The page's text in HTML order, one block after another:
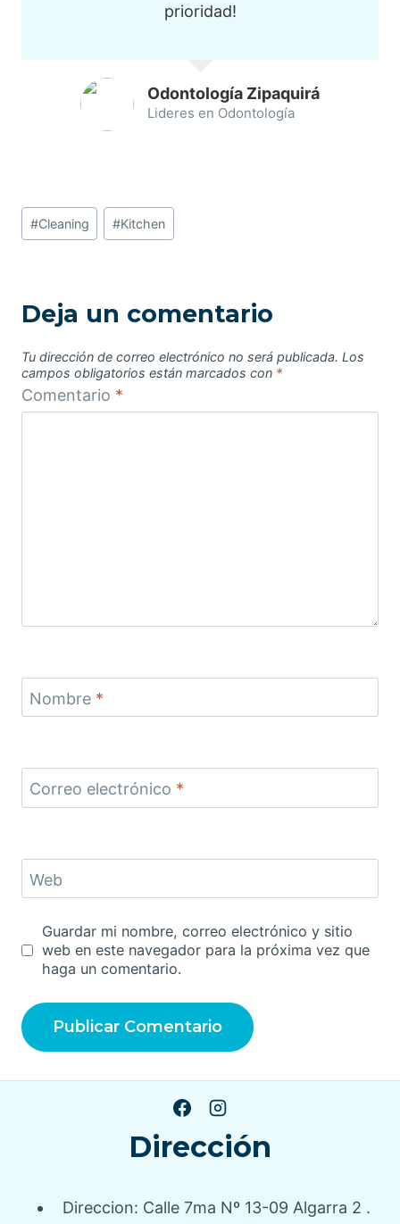
prioridad!
Odontología Zipaquirá
Lideres en Odontología
Etiquetas
de
#Cleaning #Kitchen
Deja un comentario
Tu dirección de correo electrónico no será publicada. Los
campos obligatorios están marcados con *
Comentario *
Nombre *
Correo electrónico *
Web
Guardar mi nombre, correo electrónico y sitio
web en este navegador para la próxima vez que
haga un comentario.
Dirección
Direccion: Calle 7ma Nº 13-09 Algarra 2 .